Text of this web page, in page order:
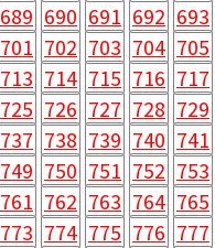
689 690 691 692 693
701 702 703 704 705
713 714 715 716 717
725 726 727 728 729
737 738 739 740 741
749 750 751 752 753
761 762 763 764 765
773 774 775 776 777